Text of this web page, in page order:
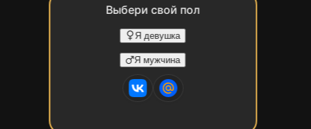
Выбери свой пол
Я девушка
Я мужчина